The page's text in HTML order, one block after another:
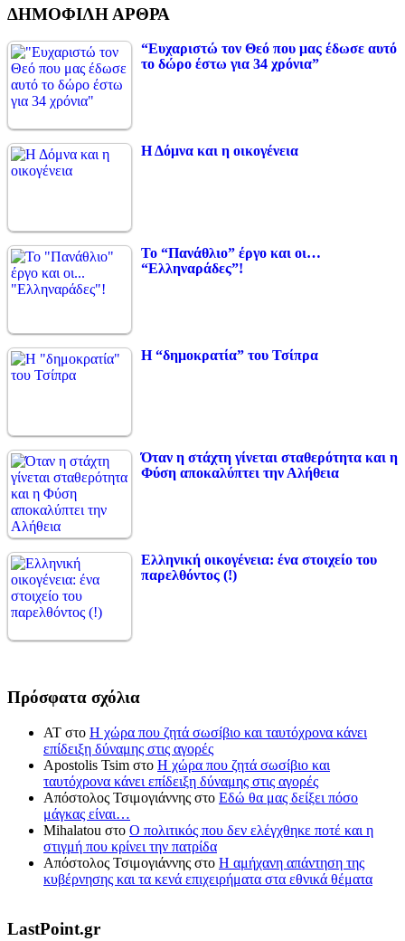
ΔΗΜΟΦΙΛΗ ΑΡΘΡΑ
“Ευχαριστώ τον Θεό που μας έδωσε αυτό
το δώρο έστω για 34 χρόνια”
Η Δόμνα και η οικογένεια
Το “Πανάθλιο” έργο και οι…
“Ελληναράδες”!
Η “δημοκρατία” του Τσίπρα
Όταν η στάχτη γίνεται σταθερότητα και η
Φύση αποκαλύπτει την Αλήθεια
Ελληνική οικογένεια: ένα στοιχείο του
παρελθόντος (!)
Πρόσφατα σχόλια
ΑΤ στο Η χώρα που ζητά σωσίβιο και ταυτόχρονα κάνει
επίδειξη δύναμης στις αγορές
Apostolis Tsim στο Η χώρα που ζητά σωσίβιο και
ταυτόχρονα κάνει επίδειξη δύναμης στις αγορές
Απόστολος Τσιμογιάννης στο Εδώ θα μας δείξει πόσο
μάγκας είναι…
Mihalatou στο Ο πολιτικός που δεν ελέγχθηκε ποτέ και η
στιγμή που κρίνει την πατρίδα
Απόστολος Τσιμογιάννης στο Η αμήχανη απάντηση της
κυβέρνησης και τα κενά επιχειρήματα στα εθνικά θέματα
LastPoint.gr